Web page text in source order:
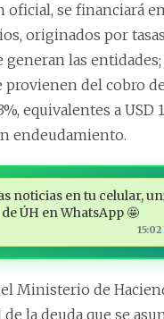
oficial, se financiará
originados por
generan las entidades;
provienen del cobro
equivalentes a USD
endeudamiento.
noticias en tu celular,
ÚH en WhatsApp 🤩
15:02
Ministerio de
la deuda que se